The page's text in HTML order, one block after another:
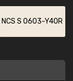
NCS S 0603-Y40R